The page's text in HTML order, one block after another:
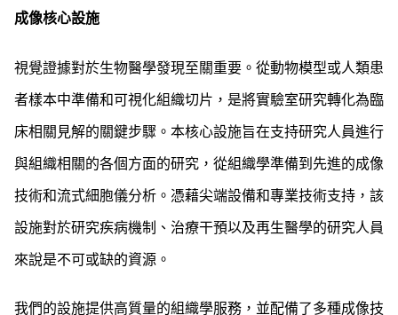
成像核心設施
視覺證據對於生物醫學發現至關重要。從動物模型或人類患
者樣本中準備和可視化組織切片，是將實驗室研究轉化為臨
床相關見解的關鍵步驟。本核心設施旨在支持研究人員進行
與組織相關的各個方面的研究，從組織學準備到先進的成像
技術和流式細胞儀分析。憑藉尖端設備和專業技術支持，該
設施對於研究疾病機制、治療干預以及再生醫學的研究人員
來說是不可或缺的資源。
我們的設施提供高質量的組織學服務，並配備了多種成像技